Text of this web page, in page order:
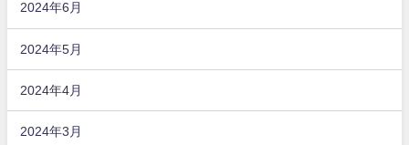
2024年6月
2024年5月
2024年4月
2024年3月